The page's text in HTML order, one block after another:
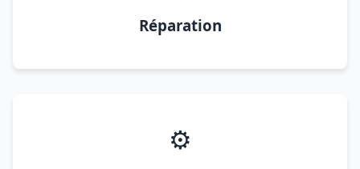
Réparation
⚙️